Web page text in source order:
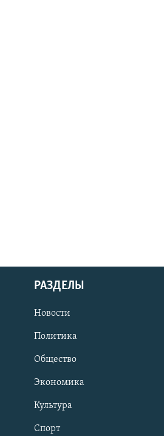
РАЗДЕЛЫ
Новости
Политика
Общество
Экономика
Культура
Спорт